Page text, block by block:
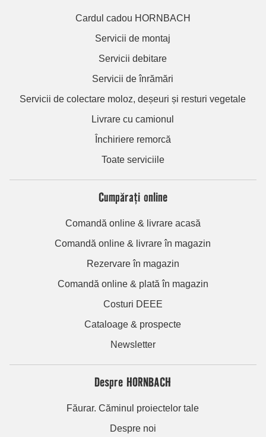
Cardul cadou HORNBACH
Servicii de montaj
Servicii debitare
Servicii de înrămări
Servicii de colectare moloz, deșeuri și resturi vegetale
Livrare cu camionul
Închiriere remorcă
Toate serviciile
Cumpărați online
Comandă online & livrare acasă
Comandă online & livrare în magazin
Rezervare în magazin
Comandă online & plată în magazin
Costuri DEEE
Cataloage & prospecte
Newsletter
Despre HORNBACH
Făurar. Căminul proiectelor tale
Despre noi